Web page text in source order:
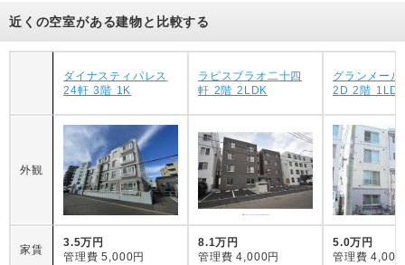
近くの空室がある建物と比較する
ダイナスティパレス
24軒 3階 1K
ラピスブラオ二十四
軒 2階 2LDK
グランメー
2D 2階
外観
家賃
3.5万円
管理費 5,000円
8.1万円
管理費 4,000円
5.0万円
管理費 4,000